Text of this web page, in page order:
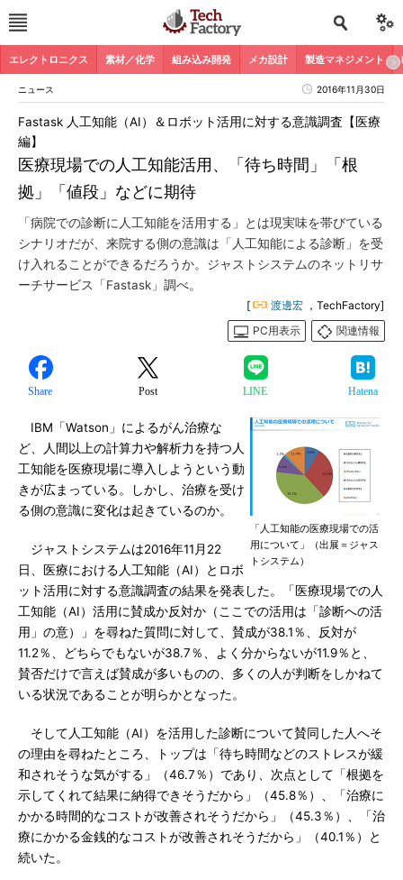
エレクトロニクス 素材／化学 組み込み開発 メカ設計 製造マネジメント
ニュース 2016年11月30日
医療現場での人工知能活用、「待ち時間」「根
拠」「値段」などに期待
Fastask 人工知能（AI）＆ロボット活用に対する意識調査【医療
編】
「病院での診断に人工知能を活用する」とは現実味を帯びている
シナリオだが、来院する側の意識は「人工知能による診断」を受
け入れることができるだろうか。ジャストシステムのネットリサ
ーチサービス「Fastask」調べ。
[ 渡邊宏 ，TechFactory]
PC用表示
関連情報
Share Post LINE Hatena
「人工知能の医療現場での活
用について」（出展＝ジャス
トシステム）
IBM「Watson」によるがん治療な
ど、人間以上の計算力や解析力を持つ人
工知能を医療現場に導入しようという動
きが広まっている。しかし、治療を受け
る側の意識に変化は起きているのか。
ジャストシステムは2016年11月22
日、医療における人工知能（AI）とロボ
ット活用に対する意識調査の結果を発表した。「医療現場での人
工知能（AI）活用に賛成か反対か（ここでの活用は「診断への活
用」の意）」を尋ねた質問に対して、賛成が38.1％、反対が
11.2％、どちらでもないが38.7％、よく分からないが11.9％と、
賛否だけで言えば賛成が多いものの、多くの人が判断をしかねて
いる状況であることが明らかとなった。
そして人工知能（AI）を活用した診断について賛同した人へそ
の理由を尋ねたところ、トップは「待ち時間などのストレスが緩
和されそうな気がする」（46.7％）であり、次点として「根拠を
示してくれて結果に納得できそうだから」（45.8％）、「治療に
かかる時間的なコストが改善されそうだから」（45.3％）、「治
療にかかる金銭的なコストが改善されそうだから」（40.1％）と
続いた。